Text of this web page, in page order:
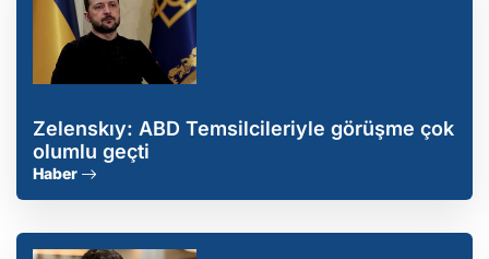
Zelenskıy: ABD Temsilcileriyle görüşme çok
olumlu geçti
Haber